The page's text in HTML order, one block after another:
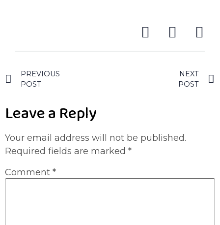
PREVIOUS
POST
NEXT
POST
Leave a Reply
Your email address will not be published.
Required fields are marked *
Comment *